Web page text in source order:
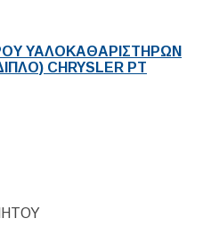
ΥΑΛΟΚΑΘΑΡΙΣΤΗΡΩΝ
CHRYSLER PT